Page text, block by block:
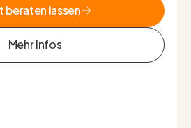
beraten lassen
Mehr Infos